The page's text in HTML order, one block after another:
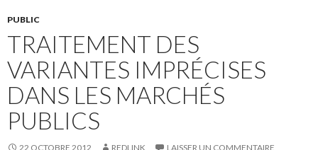
PUBLIC
TRAITEMENT DES
VARIANTES IMPRÉCISES
DANS LES MARCHÉS
PUBLICS
22 OCTOBRE 2012 REDLINK LAISSER UN COMMENTAIRE